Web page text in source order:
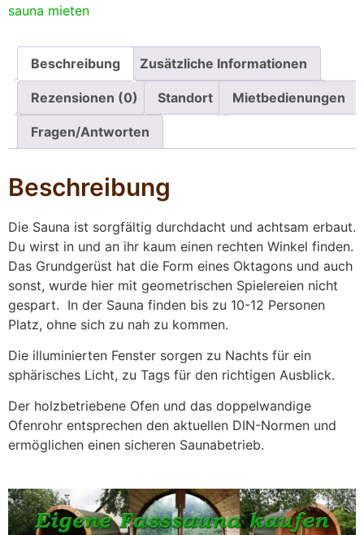
sauna mieten
Beschreibung Zusätzliche Informationen
Rezensionen (0) Standort Mietbedienungen
Fragen/Antworten
Beschreibung
Die Sauna ist sorgfältig durchdacht und achtsam erbaut.
Du wirst in und an ihr kaum einen rechten Winkel finden.
Das Grundgerüst hat die Form eines Oktagons und auch
sonst, wurde hier mit geometrischen Spielereien nicht
gespart. In der Sauna finden bis zu 10-12 Personen
Platz, ohne sich zu nah zu kommen.
Die illuminierten Fenster sorgen zu Nachts für ein
sphärisches Licht, zu Tags für den richtigen Ausblick.
Der holzbetriebene Ofen und das doppelwandige
Ofenrohr entsprechen den aktuellen DIN-Normen und
ermöglichen einen sicheren Saunabetrieb.